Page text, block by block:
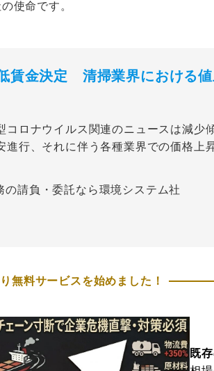
使命です。
賃金決定 清掃業界における
コロナウイルス関連のニュースは減少
進行、それに伴う各種業界での価格上
の請負・委託なら環境システム社
無料サービスを始めました！
既